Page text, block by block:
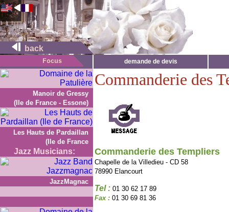
back
demande de devis
Manoir de Gressy
(Ile de France - Essone)
Les Hauts de Pardaillan
(Ile de France
Jazz Musicians:
JazzMagnac
Commanderie des
Commanderie des Templiers
Chapelle de la Villedieu - CD 58
78990 Elancourt
Tel : 01 30 62 17 89
Fax : 01 30 69 81 36